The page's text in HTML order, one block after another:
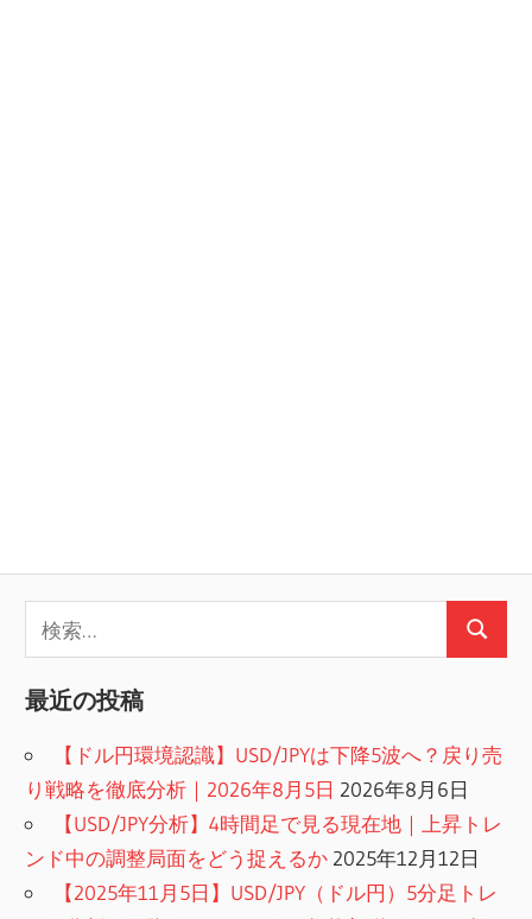
索:
検
最近の投稿
【ドル円環境認識】USD/JPYは下降5波へ？戻り売
り戦略を徹底分析｜2026年8月5日 2026年8月6日
【USD/JPY分析】4時間足で見る現在地｜上昇トレ
ンド中の調整局面をどう捉えるか 2025年12月12日
【2025年11月5日】USD/JPY（ドル円）5分足トレ